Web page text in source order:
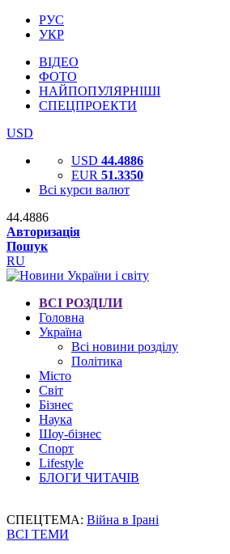
РУС
УКР
ВІДЕО
ФОТО
НАЙПОПУЛЯРНІШІ
СПЕЦПРОЕКТИ
USD
USD 44.4886
EUR 51.3350
Всі курси валют
44.4886
Авторизація
Пошук
RU
ВСІ РОЗДІЛИ
Головна
Україна
Всі новини розділу
Політика
Місто
Світ
Бізнес
Наука
Шоу-бізнес
Спорт
Lifestyle
БЛОГИ ЧИТАЧІВ
СПЕЦТЕМА: Війна в Ірані
ВСІ ТЕМИ